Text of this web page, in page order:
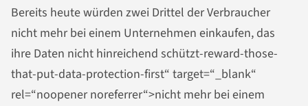
Bereits heute würden zwei Drittel der Verbraucher
nicht mehr bei einem Unternehmen einkaufen, das
ihre Daten nicht hinreichend schützt-reward-those-
that-put-data-protection-first“ target=“_blank“
rel=“noopener noreferrer“>nicht mehr bei einem